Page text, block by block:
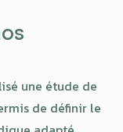
une étude de
de définir le